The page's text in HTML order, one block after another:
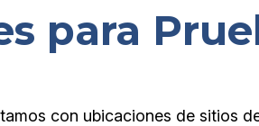
para
con ubicaciones de sitios